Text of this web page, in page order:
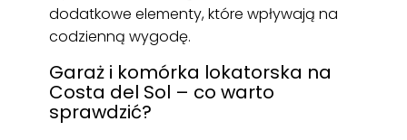
dodatkowe elementy, które wpływają na
codzienną wygodę.
Garaż i komórka lokatorska na
Costa del Sol – co warto
sprawdzić?